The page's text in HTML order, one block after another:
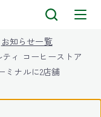
お知らせ一覧
ィ コーヒーストア
ミナルに2店舗